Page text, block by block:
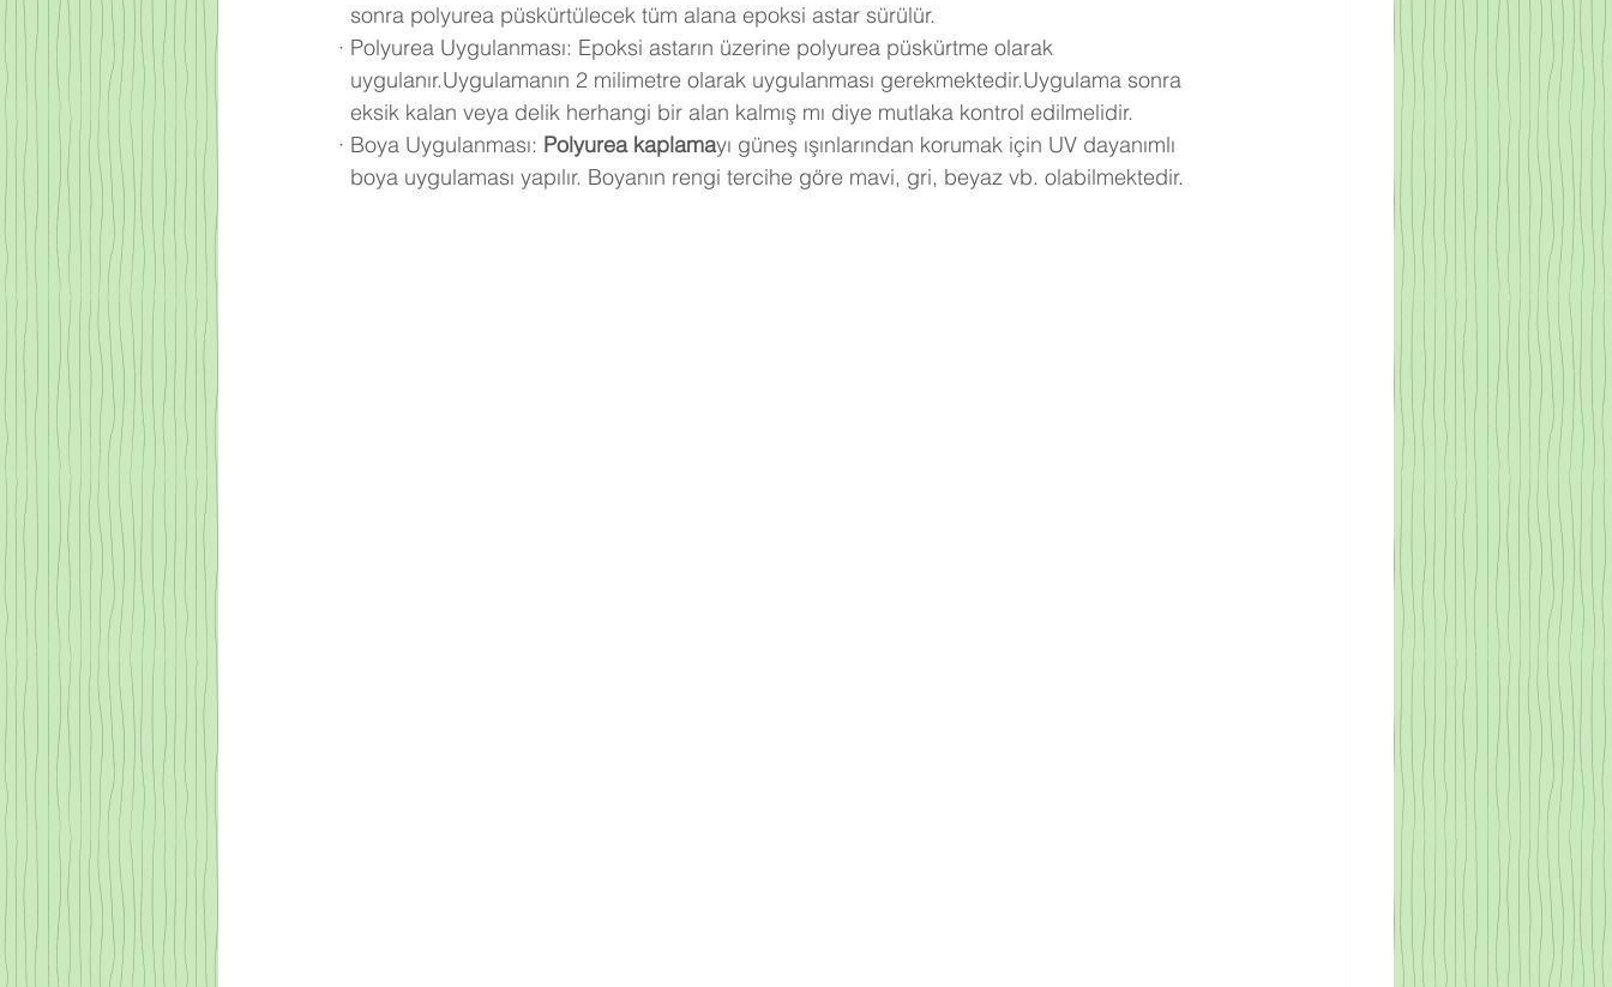
  sonra polyurea püskürtülecek tüm alana epoksi astar sürülür.
· Polyurea Uygulanması: Epoksi astarın üzerine polyurea püskürtme olarak
  uygulanır.Uygulamanın 2 milimetre olarak uygulanması gerekmektedir.Uygulama sonra
  eksik kalan veya delik herhangi bir alan kalmış mı diye mutlaka kontrol edilmelidir.
· Boya Uygulanması: Polyurea kaplamayı güneş ışınlarından korumak için UV dayanımlı
  boya uygulaması yapılır. Boyanın rengi tercihe göre mavi, gri, beyaz vb. olabilmektedir.